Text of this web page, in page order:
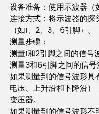
设备准备：使用示波器（
连接方式：将示波器的
（如1、2、3、6引脚）。
测量步骤：
测量1和2引脚之间的信号
测量3和6引脚之间的信号
如果测量到的信号波形
电压、上升沿和下降沿
变压器。
如果测量到的信号波形